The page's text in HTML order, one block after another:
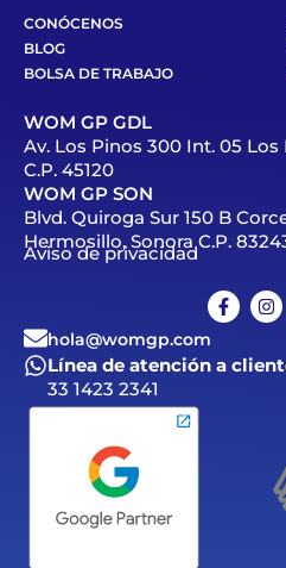
CONÓCENOS
BLOG
BOLSA DE TRABAJO
WOM GP GDL
Av. Los Pinos 300 Int. 05
C.P. 45120
WOM GP SON
Blvd. Quiroga Sur 150 B
Hermosillo, Sonora C.P.
Aviso de privacidad
hola@womgp.com
Línea de atención a
33 1423 2341